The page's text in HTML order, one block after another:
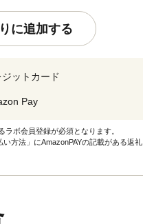
に追加する
ジットカード
Pay
ボ会員登録が必須となります。
方法」にAmazonPAYの記載がある返礼